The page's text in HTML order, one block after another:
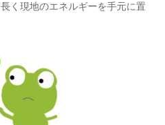
く現地のエネルギーを手元に置